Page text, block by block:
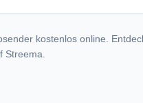
kostenlos online.
Streema.